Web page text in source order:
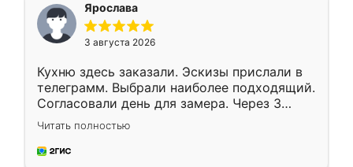
Ярослава
3 августа 2026
Кухню здесь заказали. Эскизы прислали в
телеграмм. Выбрали наиболее подходящий.
Согласовали день для замера. Через 3
недели кухня была уже готова. Остались
довольны работой. Спасибо Ренессанс
мебель за качественную работу!
Читать полностью